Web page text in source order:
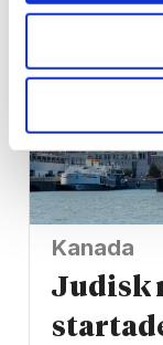
Kanada
Judisk